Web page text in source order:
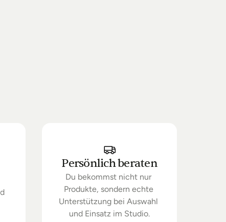
Persönlich beraten
Du bekommst nicht nur
Produkte, sondern echte
Unterstützung bei Auswahl
und Einsatz im Studio.